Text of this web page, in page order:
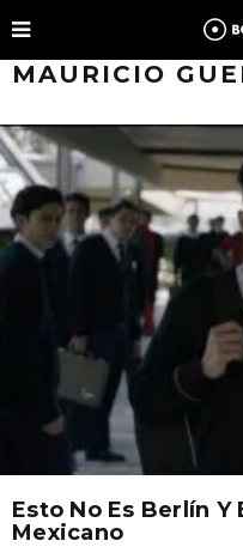
MAURICIO
Esto No Es Berlín Y
Mexicano